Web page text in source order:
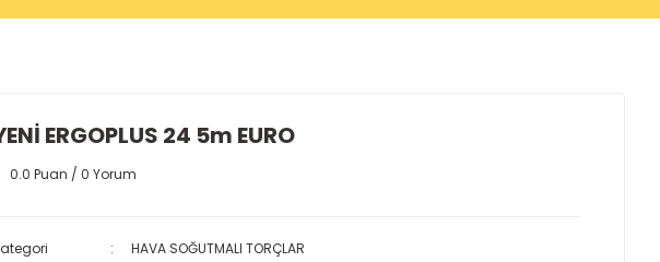
ERGOPLUS 24 5m EURO
0.0 Puan / 0 Yorum
HAVA SOĞUTMALI TORÇLAR